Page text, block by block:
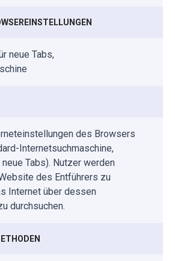
neue Tabs,
des Browsers
Internetsuchmaschine,
Tabs). Nutzer werden
des Entführers zu
Internet über dessen
durchsuchen.